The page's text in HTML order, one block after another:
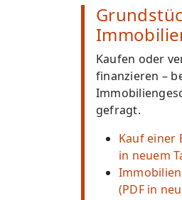
Kaufen oder
finanzieren –
gefragt.
Kauf einer
in neuem
(PDF in